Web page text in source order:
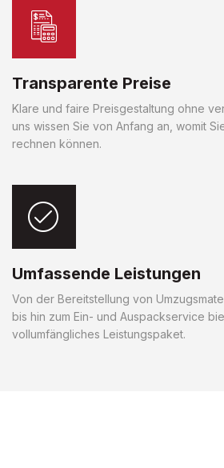
Transparente Preise
Klare und faire Preisgestaltung ohne
uns wissen Sie von Anfang an, womit
rechnen können.
Umfassende Leistungen
Von der Bereitstellung von
bis hin zum Ein- und Auspackservice
vollumfängliches Leistungspaket.